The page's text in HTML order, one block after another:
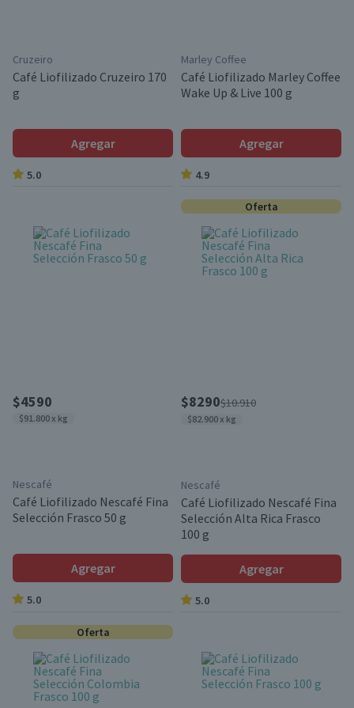
Cruzeiro
Café Liofilizado Cruzeiro 170
g
Agregar
5.0
Marley Coffee
Café Liofilizado Marley Coffee
Wake Up & Live 100 g
Agregar
4.9
$4590
$91.800 x kg
Nescafé
Café Liofilizado Nescafé Fina
Selección Frasco 50 g
Agregar
5.0
Oferta
$8290$10.910
$82.900 x kg
Nescafé
Café Liofilizado Nescafé Fina
Selección Alta Rica Frasco
100 g
Agregar
5.0
Oferta